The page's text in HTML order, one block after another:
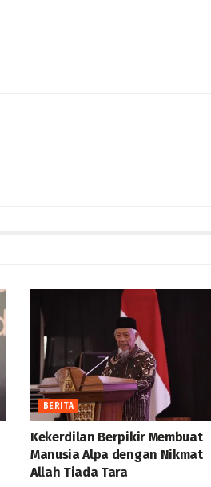
BERITA
Kekerdilan Berpikir Membuat
Manusia Alpa dengan Nikmat
Allah Tiada Tara